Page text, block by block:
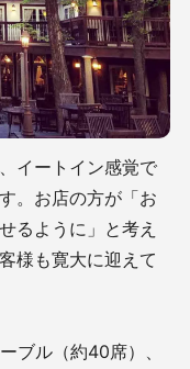
イートイン感覚で
。お店の方が「お
るように」と考え
様も寛大に迎えて
ブル（約40席）、